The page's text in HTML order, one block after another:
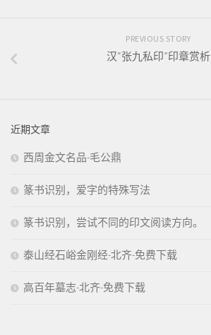
PREVIOUS STORY
汉“张九私印”印章赏析
近期文章
西周金文名品-毛公鼎
篆书识别，爱字的特殊写法
篆书识别，尝试不同的印文阅读方向。
泰山经石峪金刚经-北齐-免费下载
高百年墓志-北齐-免费下载